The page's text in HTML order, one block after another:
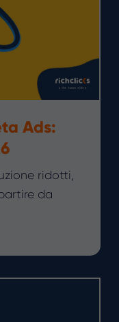
Ads:
ridotti,
da